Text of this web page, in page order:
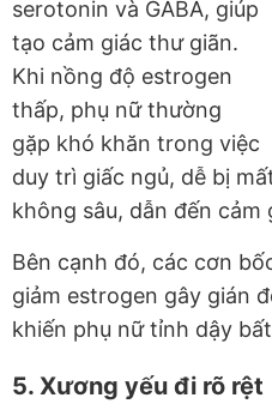
serotonin và GABA, giúp
tạo cảm giác thư giãn.
Khi nồng độ estrogen
thấp, phụ nữ thường
gặp khó khăn trong việc
duy trì giấc ngủ, dễ bị
không sâu, dẫn đến cảm
Bên cạnh đó, các cơn
giảm estrogen gây gián
khiến phụ nữ tỉnh dậy
5. Xương yếu đi rõ rệt